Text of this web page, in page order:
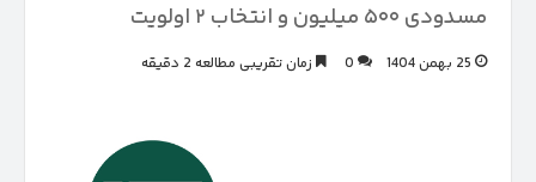
مسدودی ۵۰۰ میلیون و انتخاب ۲ اولویت
25 بهمن 1404 0 زمان تقریبی مطالعه 2 دقیقه